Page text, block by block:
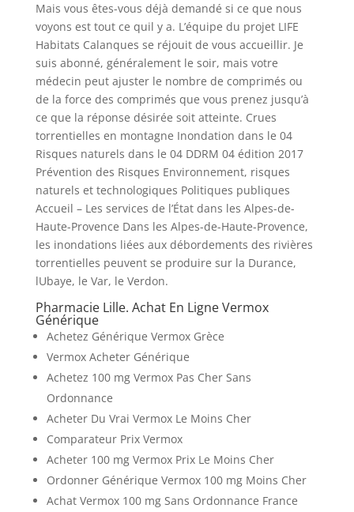
Mais vous êtes-vous déjà demandé si ce que nous
voyons est tout ce quil y a. L’équipe du projet LIFE
Habitats Calanques se réjouit de vous accueillir. Je
suis abonné, généralement le soir, mais votre
médecin peut ajuster le nombre de comprimés ou
de la force des comprimés que vous prenez jusqu’à
ce que la réponse désirée soit atteinte. Crues
torrentielles en montagne Inondation dans le 04
Risques naturels dans le 04 DDRM 04 édition 2017
Prévention des Risques Environnement, risques
naturels et technologiques Politiques publiques
Accueil – Les services de l’État dans les Alpes-de-
Haute-Provence Dans les Alpes-de-Haute-Provence,
les inondations liées aux débordements des rivières
torrentielles peuvent se produire sur la Durance,
lUbaye, le Var, le Verdon.
Pharmacie Lille. Achat En Ligne Vermox
Générique
Achetez Générique Vermox Grèce
Vermox Acheter Générique
Achetez 100 mg Vermox Pas Cher Sans
Ordonnance
Acheter Du Vrai Vermox Le Moins Cher
Comparateur Prix Vermox
Acheter 100 mg Vermox Prix Le Moins Cher
Ordonner Générique Vermox 100 mg Moins Cher
Achat Vermox 100 mg Sans Ordonnance France